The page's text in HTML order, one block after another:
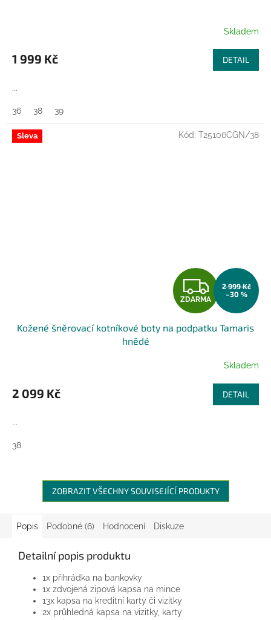
R
M
A
Skladem
1 999 Kč DETAIL
...
36 38 39
Sleva
Z
D
A
R
M
A
ZDARMA
2 999 Kč
–30 %
Kožené šněrovací kotníkové boty na podpatku Tamaris
hnědé
Skladem
2 099 Kč DETAIL
...
38
Kód: T25106CGN/38
ZOBRAZIT VŠECHNY SOUVISEJÍCÍ PRODUKTY
Popis Podobné (6) Hodnocení Diskuze
Detailní popis produktu
1x přihrádka na bankovky
1x zdvojená zipová kapsa na mince
13x kapsa na kreditní karty či vizitky
2x průhledná kapsa na vizitky, karty